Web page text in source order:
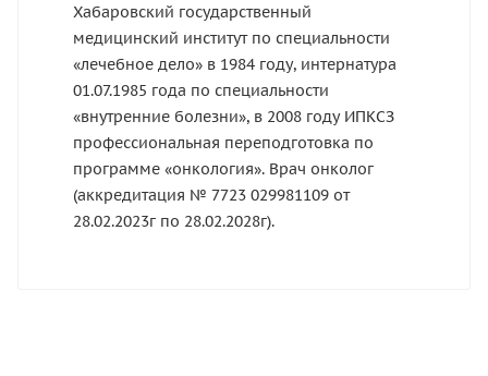
Хабаровский государственный
медицинский институт по специальности
«лечебное дело» в 1984 году, интернатура
01.07.1985 года по специальности
«внутренние болезни», в 2008 году ИПКСЗ
профессиональная переподготовка по
программе «онкология». Врач онколог
(аккредитация № 7723 029981109 от
28.02.2023г по 28.02.2028г).